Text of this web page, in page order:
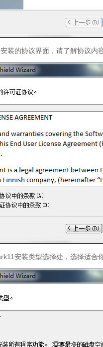
的协议界面，请了解协议内
安装类型选择处，选择适合